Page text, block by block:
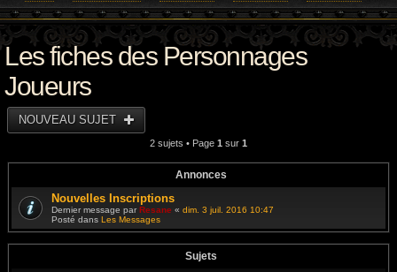
Les fiches des Personnages
Joueurs
NOUVEAU SUJET
2 sujets • Page 1 sur 1
Annonces
Nouvelles Inscriptions
Dernier message parResane « dim. 3 juil. 2016 10:47
Posté dans Les Messages
Sujets